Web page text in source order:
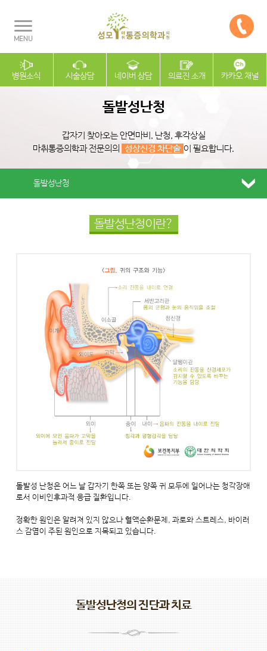
병원소식 시술상담 네이버 상담 의료진 소개 카카오 채널
돌발성난청
갑자기 찾아오는 안면마비, 난청, 후각상실
마취통증의학과 전문의의 성상신경 차단술 이 필요합니다.
돌발성난청
돌발성난청이란?
돌발성 난청은 어느 날 갑자기 한쪽 또는 양쪽 귀 모두에 일어나는 청각장애
로서 이비인후과적 응급 질환입니다.
정확한 원인은 알려져 있지 않으나 혈액순환문제, 과로와 스트레스, 바이러
스 감염이 주된 원인으로 지목되고 있습니다.
돌발성난청의 진단과 치료